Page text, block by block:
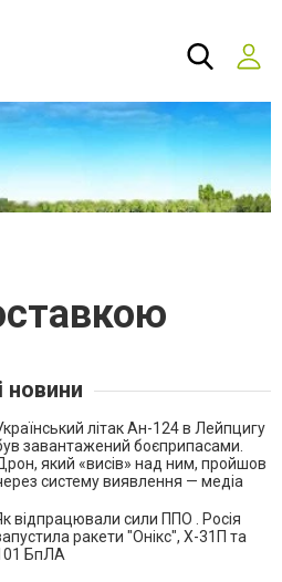
новини
літак Ан-124 в Лейпцигу
завантажений боєприпасами.
який «висів» над ним, пройшов
систему виявлення — медіа
відпрацювали сили ППО . Росія
ракети "Онікс", Х-31П та
БпЛА